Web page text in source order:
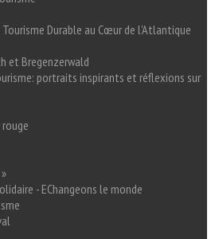
Durable au Cœur de l'Atlantique
et Bregenzerwald
portraits inspirants et réflexions sur
- EChangeons le monde